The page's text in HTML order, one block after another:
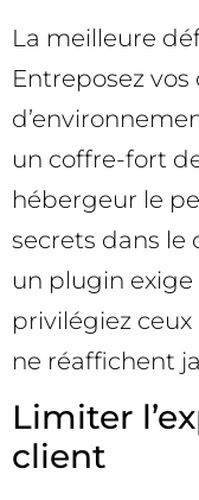
La meilleure
Entreposez
un coffre-fort
hébergeur le
secrets dans le
un plugin exige
privilégiez
ne réaffichent
Limiter
client